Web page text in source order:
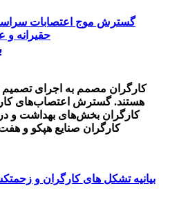
گسترش موج اعتصابات
حقیرانه و
کارگران مصمم به اجرای تصمیم
هستند. گسترش اعتصاب‌های
کارگران بخش‌های بهداشت و
کارگران صنایع هپکو و
بیانیه تشکل های کارگران و